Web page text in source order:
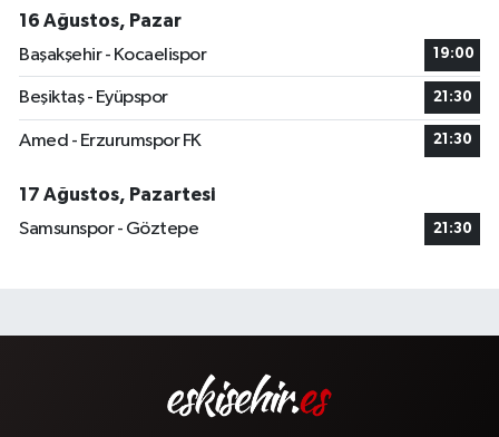
16 Ağustos, Pazar
Başakşehir - Kocaelispor
19:00
Beşiktaş - Eyüpspor 21:30
Amed - Erzurumspor FK 21:30
17 Ağustos, Pazartesi
Samsunspor - Göztepe
21:30